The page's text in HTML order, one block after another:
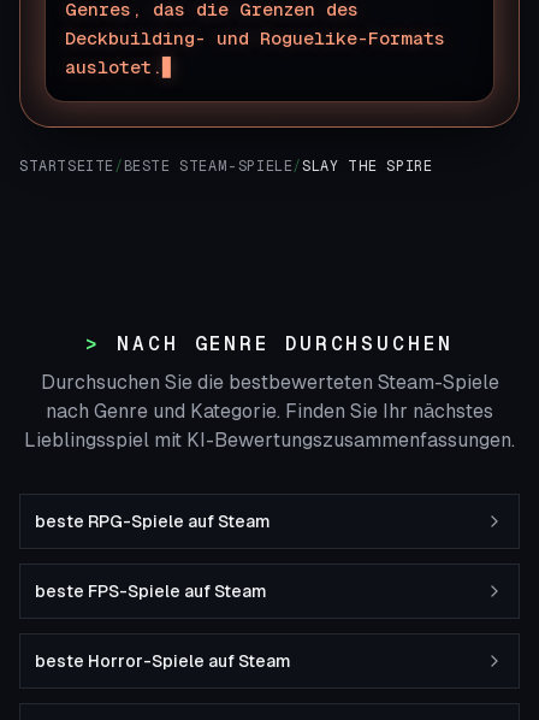
Genres, das die Grenzen des
Deckbuilding- und Roguelike-Formats
auslotet.
STARTSEITE / BESTE STEAM-SPIELE/SLAY THE SPIRE
NACH GENRE DURCHSUCHEN
Durchsuchen Sie die bestbewerteten Steam-Spiele
nach Genre und Kategorie. Finden Sie Ihr nächstes
Lieblingsspiel mit KI-Bewertungszusammenfassungen.
beste RPG-Spiele auf Steam
beste FPS-Spiele auf Steam
beste Horror-Spiele auf Steam